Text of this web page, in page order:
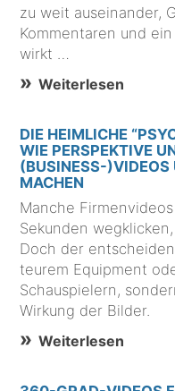
zu weit auseinander,
Kommentaren und
wirkt …
Weiterlesen
DIE HEIMLICHE
WIE PERSPEKTIVE
(BUSINESS-)VIDEOS
MACHEN
Manche
Sekunden
Doch der
teurem Equipment
Schauspielern,
Wirkung der Bilder.
Weiterlesen